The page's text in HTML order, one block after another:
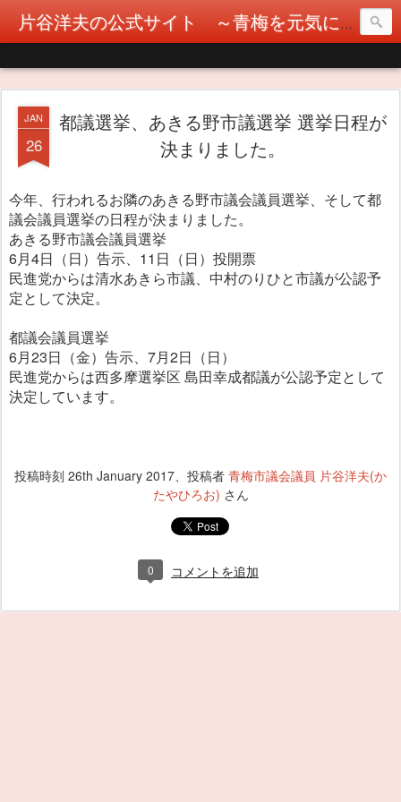
片谷洋夫の公式サイト ～青梅を元気に！カタヤぶりな挑戦！～
JAN
26
都議選挙、あきる野市議選挙 選挙日程が
決まりました。
今年、行われるお隣のあきる野市議会議員選挙、そして都
議会議員選挙の日程が決まりました。
あきる野市議会議員選挙
6月4日（日）告示、11日（日）投開票
民進党からは清水あきら市議、中村のりひと市議が公認予
定として決定。
都議会議員選挙
6月23日（金）告示、7月2日（日）
民進党からは西多摩選挙区 島田幸成都議が公認予定として
決定しています。
投稿時刻 26th January 2017、投稿者 青梅市議会議員 片谷洋夫(か
たやひろお) さん
0 コメントを追加